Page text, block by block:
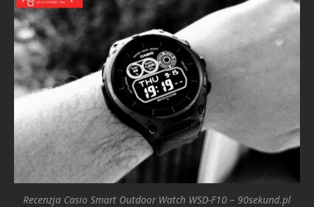
Recenzja Casio Smart Outdoor Watch WSD-F10 – 90sekund.pl